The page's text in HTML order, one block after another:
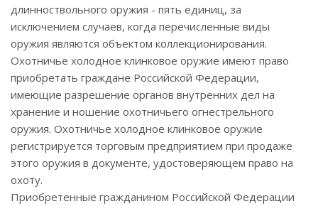
длинноствольного оружия - пять единиц, за
исключением случаев, когда перечисленные виды
оружия являются объектом коллекционирования.
Охотничье холодное клинковое оружие имеют право
приобретать граждане Российской Федерации,
имеющие разрешение органов внутренних дел на
хранение и ношение охотничьего огнестрельного
оружия. Охотничье холодное клинковое оружие
регистрируется торговым предприятием при продаже
этого оружия в документе, удостоверяющем право на
охоту.
Приобретенные гражданином Российской Федерации